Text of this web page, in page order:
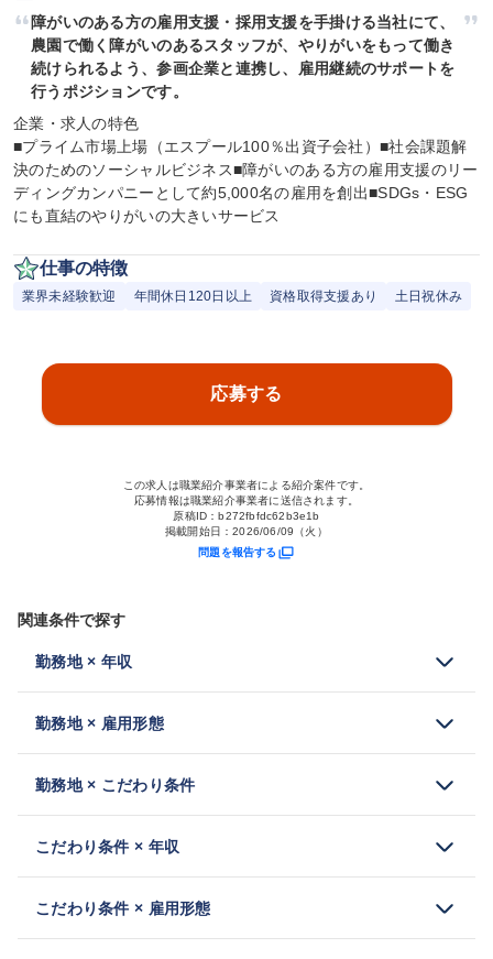
障がいのある方の雇用支援・採用支援を手掛ける当社にて、
農園で働く障がいのあるスタッフが、やりがいをもって働き
続けられるよう、参画企業と連携し、雇用継続のサポートを
行うポジションです。
企業・求人の特色
■プライム市場上場（エスプール100％出資子会社）■社会課題解
決のためのソーシャルビジネス■障がいのある方の雇用支援のリー
ディングカンパニーとして約5,000名の雇用を創出■SDGs・ESG
にも直結のやりがいの大きいサービス
仕事の特徴
業界未経験歓迎 年間休日120日以上 資格取得支援あり 土日祝休み
応募する
この求人は職業紹介事業者による紹介案件です。
応募情報は職業紹介事業者に送信されます。
原稿ID：b272fbfdc62b3e1b
掲載開始日：2026/06/09（火）
問題を報告する
関連条件で探す
勤務地 × 年収
勤務地 × 雇用形態
勤務地 × こだわり条件
こだわり条件 × 年収
こだわり条件 × 雇用形態